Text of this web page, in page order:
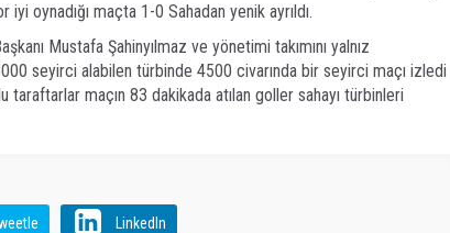
iyi oynadığı maçta 1-0 Sahadan yenik ayrıldı.
Mustafa Şahinyılmaz ve yönetimi takımını yalnız
seyirci alabilen türbinde 4500 civarında bir seyirci maçı izledi
maçın 83 dakikada atılan goller sahayı türbinleri
LinkedIn